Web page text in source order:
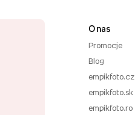
O nas
Promocje
Blog
empikfoto.cz
empikfoto.sk
empikfoto.ro